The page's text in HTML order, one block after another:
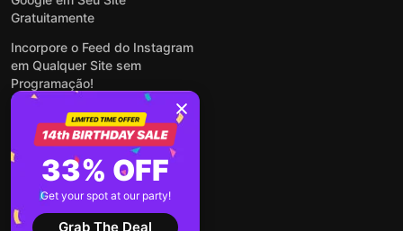
Gratuitamente
Incorpore o Feed do Instagram
em Qualquer Site sem
Programação!
Como Incorporar Formulários
em Qualquer Site Online e
Gratuitamente
Como Criar Formulário para
WordPress: Simples e Rápido
Ver todas publicações
33% OFF
Get your spot at our party!
Grab The Deal